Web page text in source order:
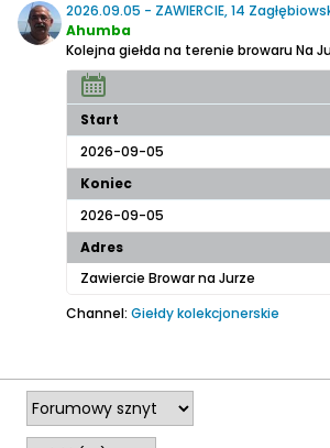
2026.09.05 - ZAWIERCIE, 14
Ahumba
Start
2026-09-05
Koniec
2026-09-05
Adres
Zawiercie Browar na Jurze
Channel: Giełdy kolekcjonerskie